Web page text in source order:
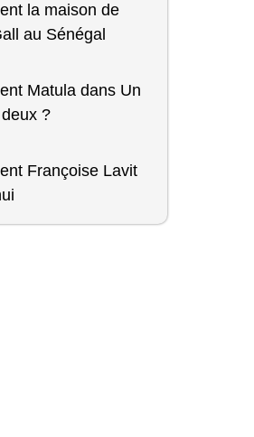
la maison de
au Sénégal
Matula dans Un
?
Françoise Lavit